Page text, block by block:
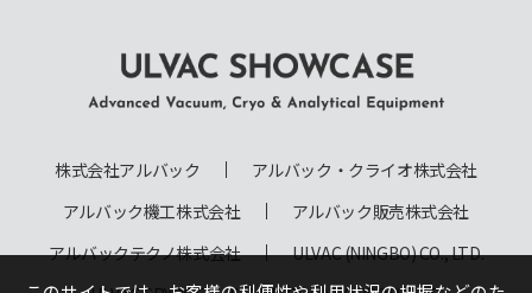
Vacuum, Cryo & Analytical
Equipment
株式会社アルバック
アルバック・クライオ株式会社
アルバック機工株式会社
アルバック販売株式会社
アルバックテクノ株式会社
ULVAC (NINGBO) CO., LTD.